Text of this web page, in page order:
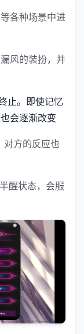
各种场景中进
风的装扮，并
止。即使记忆
会逐渐改变
对方的反应也
醒状态，会服